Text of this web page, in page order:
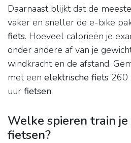
Daarnaast blijkt dat de
vaker en sneller de e-bike
fiets. Hoeveel calorieën je
onder andere af van je
windkracht en de afstand.
met een elektrische fiets 260
uur fietsen.
Welke spieren train
fietsen?